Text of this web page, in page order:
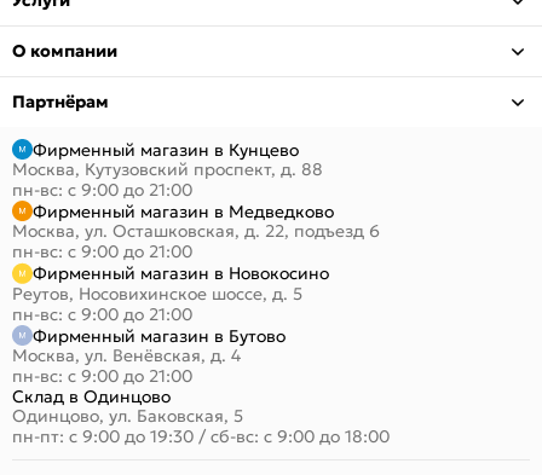
О компании
Партнёрам
Фирменный магазин в Кунцево
Москва, Кутузовский проспект, д. 88
пн-вс: с 9:00 до 21:00
Фирменный магазин в Медведково
Москва, ул. Осташковская, д. 22, подъезд 6
пн-вс: с 9:00 до 21:00
Фирменный магазин в Новокосино
Реутов, Носовихинское шоссе, д. 5
пн-вс: с 9:00 до 21:00
Фирменный магазин в Бутово
Москва, ул. Венёвская, д. 4
пн-вс: с 9:00 до 21:00
Склад в Одинцово
Одинцово, ул. Баковская, 5
пн-пт: с 9:00 до 19:30 / сб-вс: с 9:00 до 18:00